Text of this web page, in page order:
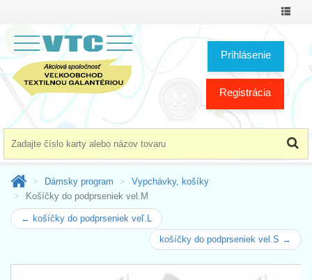
Prepnúť
Prihlásenie
Registrácia
Dámsky program
Vypchávky, košíky
Košíčky do podprseniek vel.M
← košíčky do podprseniek veľ.L
košíčky do podprseniek vel.S →